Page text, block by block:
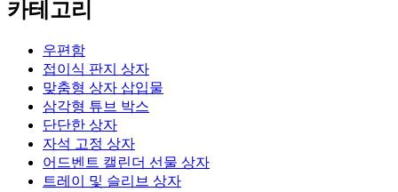
카테고리
우편함
접이식 판지 상자
맞춤형 상자 삽입물
삼각형 튜브 박스
단단한 상자
자석 고정 상자
어드벤트 캘린더 선물 상자
트레이 및 슬리브 상자